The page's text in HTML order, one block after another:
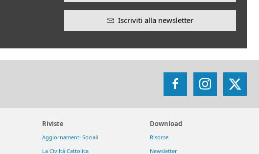
Iscriviti alla newsletter
FacebookInstagram
X
Riviste
Aggiornamenti Sociali
La Civiltà Cattolica
Download
Risorse
Newsletter